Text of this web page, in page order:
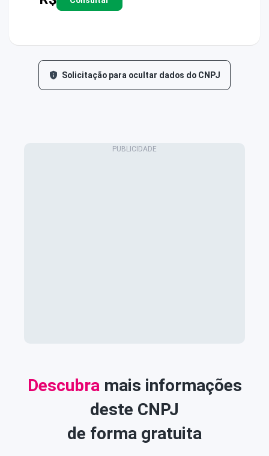
Solicitação para ocultar dados do CNPJ
Descubramais informações
deste CNPJ
de forma gratuita